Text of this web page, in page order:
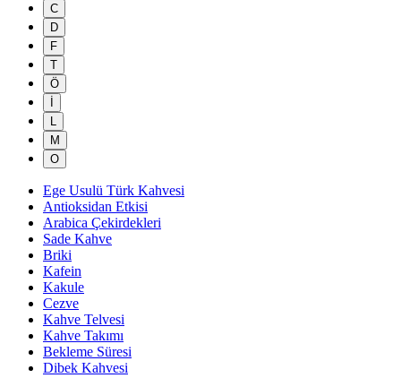
C
D
F
T
Ö
M
O
Ege Usulü Türk Kahvesi
Antioksidan Etkisi
Arabica Çekirdekleri
Sade Kahve
Briki
Kafein
Kakule
Cezve
Kahve Telvesi
Kahve Takımı
Bekleme Süresi
Dibek Kahvesi